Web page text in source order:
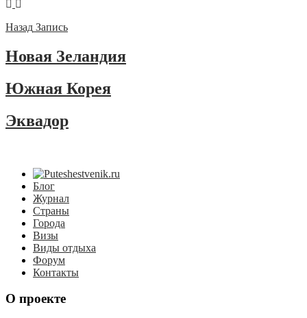
Назад Запись
Новая Зеландия
Южная Корея
Эквадор
Блог
Журнал
Страны
Города
Визы
Виды отдыха
Форум
Контакты
О проекте